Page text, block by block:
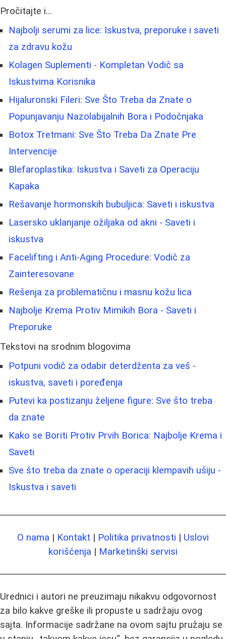
Pročitajte i...
Najbolji serumi za lice: Iskustva, preporuke i saveti
za zdravu kožu
Kolagen Suplementi - Kompletan Vodič sa
Iskustvima Korisnika
Hijaluronski Fileri: Sve Što Treba da Znate o
Popunjavanju Nazolabijalnih Bora i Podočnjaka
Botox Tretmani: Sve Što Treba Da Znate Pre
Intervencije
Blefaroplastika: Iskustva i Saveti za Operaciju
Kapaka
Rešavanje hormonskih bubuljica: Saveti i iskustva
Lasersko uklanjanje ožiljaka od akni - Saveti i
iskustva
Facelifting i Anti-Aging Procedure: Vodič za
Zainteresovane
Rešenja za problematičnu i masnu kožu lica
Najbolje Krema Protiv Mimikih Bora - Saveti i
Preporuke
Tekstovi na srodnim blogovima
Potpuni vodič za odabir deterdženta za veš -
iskustva, saveti i poređenja
Putevi ka postizanju željene figure: Sve što treba
da znate
Kako se Boriti Protiv Prvih Borica: Najbolje Krema i
Saveti
Sve što treba da znate o operaciji klempavih ušiju -
Iskustva i saveti
O nama | Kontakt | Politika privatnosti | Uslovi
korišćenja | Marketinški servisi
Urednici i autori ne preuzimaju nikakvu odgovornost
za bilo kakve greške ili propuste u sadržaju ovog
sajta. Informacije sadržane na ovom sajtu pružaju se